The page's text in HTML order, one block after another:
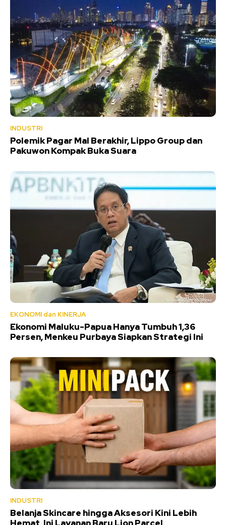
INDUSTRI
Polemik Pagar Mal Berakhir, Lippo Group dan
Pakuwon Kompak Buka Suara
EKONOMI dan KINERJA
Ekonomi Maluku-Papua Hanya Tumbuh 1,36
Persen, Menkeu Purbaya Siapkan Strategi Ini
INDUSTRI
Belanja Skincare hingga Aksesori Kini Lebih